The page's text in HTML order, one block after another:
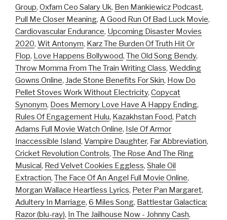
Group, Oxfam Ceo Salary Uk, Ben Mankiewicz Podcast,
Pull Me Closer Meaning, A Good Run Of Bad Luck Movie,
Cardiovascular Endurance, Upcoming Disaster Movies
2020, Wit Antonym, Karz The Burden Of Truth Hit Or
Flop, Love Happens Bollywood, The Old Song Bendy,
Throw Momma From The Train Writing Class, Wedding
Gowns Online, Jade Stone Benefits For Skin, How Do
Pellet Stoves Work Without Electricity, Copycat
Synonym, Does Memory Love Have A Happy Ending,
Rules Of Engagement Hulu, Kazakhstan Food, Patch
Adams Full Movie Watch Online, Isle Of Armor
Inaccessible Island, Vampire Daughter, Far Abbreviation,
Cricket Revolution Controls, The Rose And The Ring
Musical, Red Velvet Cookies Eggless, Shale Oil
Extraction, The Face Of An Angel Full Movie Online,
Morgan Wallace Heartless Lyrics, Peter Pan Margaret,
Adultery In Marriage, 6 Miles Song, Battlestar Galactica:
Razor (blu-ray), In The Jailhouse Now - Johnny Cash,